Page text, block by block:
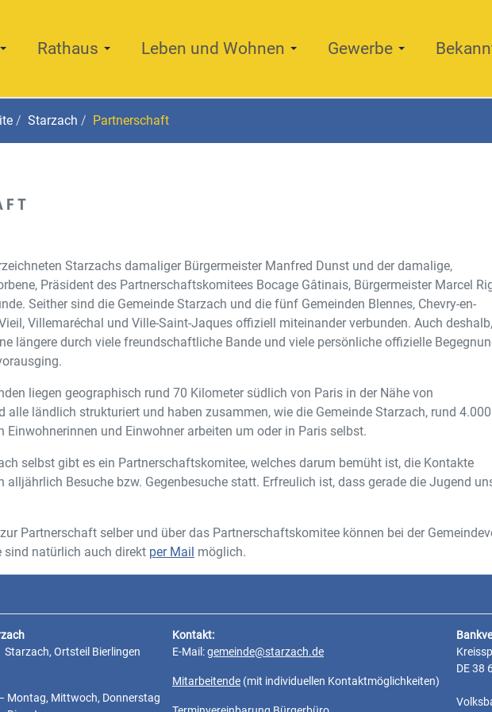
Rathaus Leben und Wohnen Gewerbe
Starzach Partnerschaft
Starzachs damaliger Bürgermeister Manfred Dunst und der damalige,
Präsident des Partnerschaftskomitees Bocage Gâtinais, Bürgermeister Marcel
Seither sind die Gemeinde Starzach und die fünf Gemeinden Blennes, Chevry-en-
Villemaréchal und Ville-Saint-Jaques offiziell miteinander verbunden. Auch
längere durch viele freundschaftliche Bande und viele persönliche offizielle
liegen geographisch rund 70 Kilometer südlich von Paris in der Nähe von
alle ländlich strukturiert und haben zusammen, wie die Gemeinde Starzach, rund 4.000
Einwohnerinnen und Einwohner arbeiten um oder in Paris selbst.
selbst gibt es ein Partnerschaftskomitee, welches darum bemüht ist, die Kontakte
alljährlich Besuche bzw. Gegenbesuche statt. Erfreulich ist, dass gerade die Jugend
Partnerschaft selber und über das Partnerschaftskomitee können bei der
natürlich auch direkt per Mail möglich.
Ortsteil Bierlingen
Montag, Mittwoch, Donnerstag
Kontakt:
E-Mail:gemeinde@starzach.de
Mitarbeitende (mit individuellen Kontaktmöglichkeiten)
DE 38